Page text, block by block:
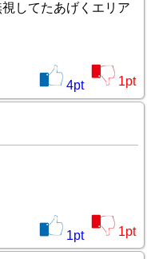
してたあげくエリア
4pt 1pt
1pt 1pt